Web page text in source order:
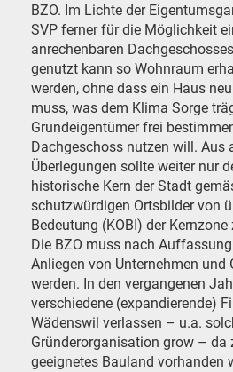
BZO. Im Lichte der
SVP ferner für die Möglichkeit
anrechenbaren
genutzt kann so Wohnraum
werden, ohne dass ein Haus
muss, was dem Klima Sorge
Grundeigentümer frei
Dachgeschoss nutzen will. Aus
Überlegungen sollte weiter nur
historische Kern der Stadt
schutzwürdigen Ortsbilder von
Bedeutung (KOBI) der
Die BZO muss nach
Anliegen von Unternehmen und
werden. In den vergangenen
verschiedene (expandierende)
Wädenswil verlassen – u.a.
Gründerorganisation grow – da
geeignetes Bauland vorhanden